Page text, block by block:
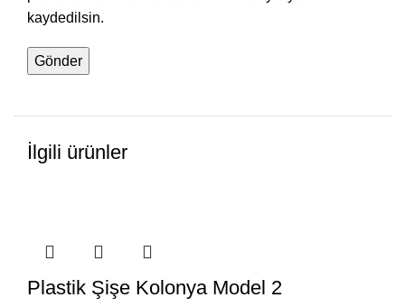
kaydedilsin.
İlgili ürünler
Plastik Şişe Kolonya Model 2